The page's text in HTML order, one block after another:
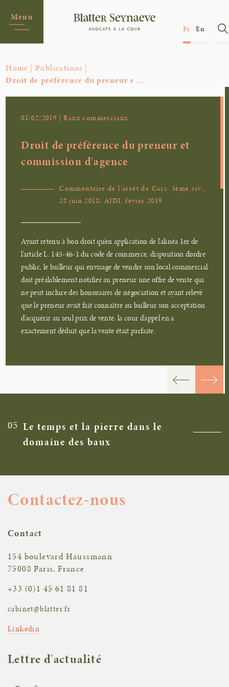
Menu
Fr En
Home | Publications |
Droit de préférence du preneur e …
01/02/2019 | Baux commerciaux
Droit de préférence du preneur et
commission d'agence
Commentaire de l'arrêt de Cass. 3ème civ.,
28 juin 2018, AJDI, févier 2019
Ayant retenu à bon droit qu’en application de l’alinéa 1er de
l’article L. 145-46-1 du code de commerce, disposition d’ordre
public, le bailleur qui envisage de vendre son local commercial
doit préalablement notifier au preneur une offre de vente qui
ne peut inclure des honoraires de négociation et ayant relevé
que le preneur avait fait connaître au bailleur son acceptation
d’acquérir au seul prix de vente, la cour d’appel en a
exactement déduit que la vente était parfaite.
05 Le temps et la pierre dans le
domaine des baux
Contactez-nous
Contact
154 boulevard Haussmann
75008 Paris, France
+33 (0)1 45 61 81 81
cabinet@blatter.fr
Linkedin
Lettre d'actualité